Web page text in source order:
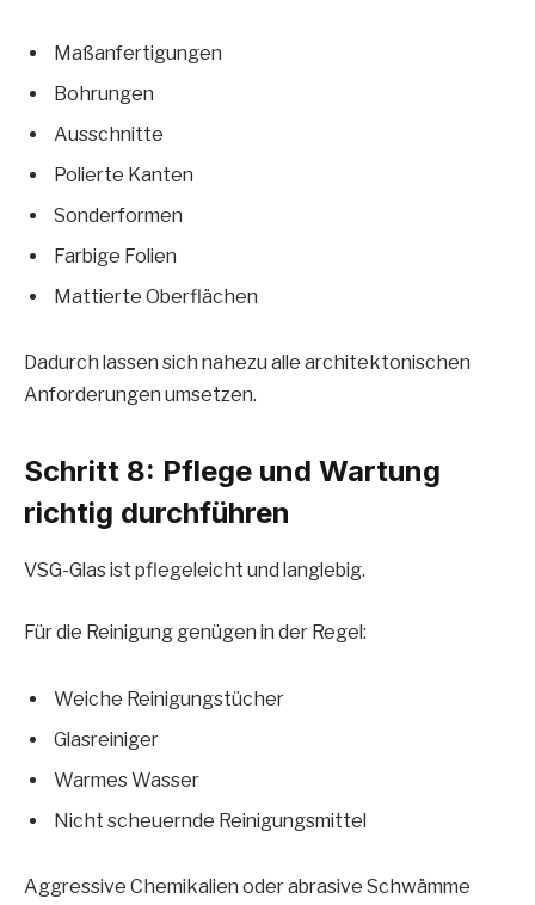
Maßanfertigungen
Bohrungen
Ausschnitte
Polierte Kanten
Sonderformen
Farbige Folien
Mattierte Oberflächen
Dadurch lassen sich nahezu alle architektonischen
Anforderungen umsetzen.
Schritt 8: Pflege und Wartung
richtig durchführen
VSG-Glas ist pflegeleicht und langlebig.
Für die Reinigung genügen in der Regel:
Weiche Reinigungstücher
Glasreiniger
Warmes Wasser
Nicht scheuernde Reinigungsmittel
Aggressive Chemikalien oder abrasive Schwämme